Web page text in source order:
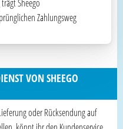
Sheego
Zahlungsweg
VON SHEEGO
oder Rücksendung auf